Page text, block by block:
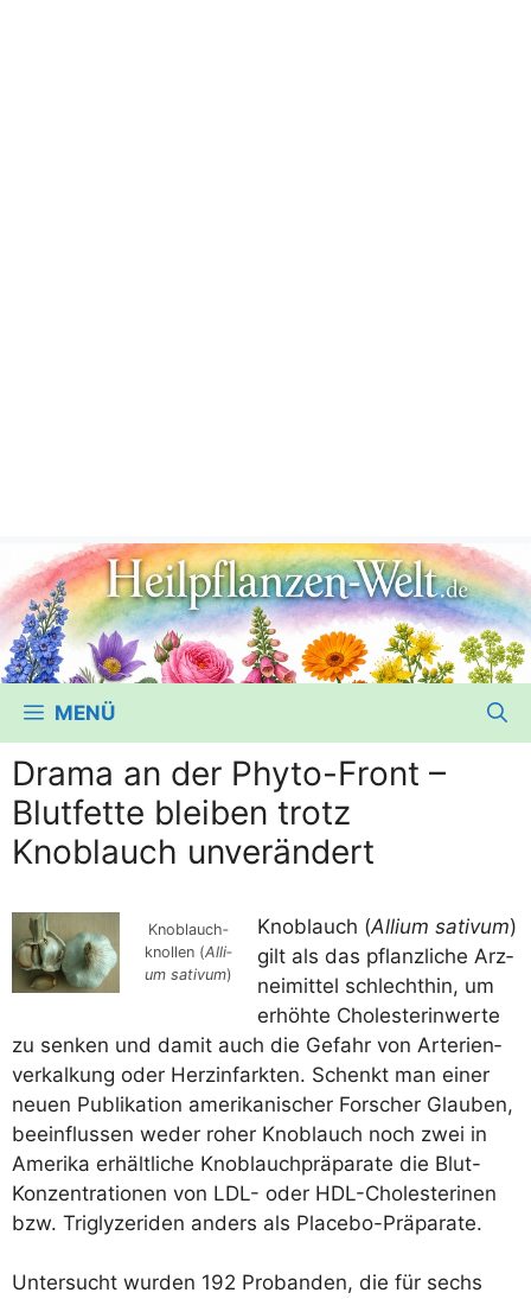
MENÜ
Drama an der Phyto-Front –
Blutfette bleiben trotz
Knoblauch unverändert
Knob­lauch­
knol­len (Alli­
um sati­vum)
Knob­lauch (Alli­um sati­vum)
gilt als das pflanz­li­che Arz­
nei­mit­tel schlecht­hin, um
erhöh­te Cho­le­ste­rin­wer­te
zu sen­ken und damit auch die Gefahr von Arte­ri­en­
ver­kal­kung oder Herz­in­fark­ten. Schenkt man einer
neu­en Publi­ka­ti­on ame­ri­ka­ni­scher For­scher Glau­ben,
beein­flus­sen weder roher Knob­lauch noch zwei in
Ame­ri­ka erhält­li­che Knob­lauch­prä­pa­ra­te die Blut-
Kon­zen­tra­tio­nen von LDL- oder HDL-Cho­le­ste­ri­nen
bzw. Tri­gly­ze­riden anders als Placebo-Präparate.
Unter­sucht wur­den 192 Pro­ban­den, die für sechs